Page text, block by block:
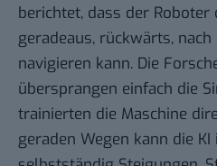
berichtet, dass der
geradeaus, rückwärts,
navigieren kann. Die
übersprangen einfach die
trainierten die Maschine
geraden Wegen kann die KI